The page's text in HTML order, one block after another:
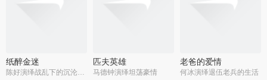
纸醉金迷 匹夫英雄
马德钟演绎坦荡豪情
老爸的爱情
何冰演绎退伍老兵的生活